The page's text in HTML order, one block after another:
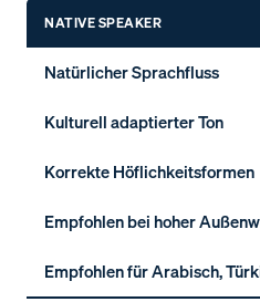
NATIVE SPEAKER
Natürlicher Sprachfluss
Kulturell adaptierter Ton
Korrekte Höflichkeitsformen
Empfohlen bei hoher
Empfohlen für Arabisch,